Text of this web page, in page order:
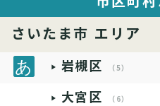
さいたま市 エリア
岩槻区 （5）
大宮区 （6）